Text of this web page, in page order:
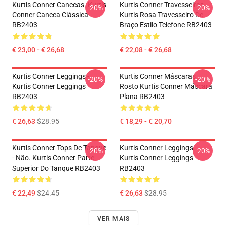
Kurtis Conner Canecas. Kurtis
Conner Caneca Clássica
RB2403
€ 23,00 - € 26,68
-20%
Kurtis Conner Travesseiros -
Kurtis Rosa Travesseiro De
Braço Estilo Telefone RB2403
€ 22,08 - € 26,68
-20%
Kurtis Conner Leggings -
Kurtis Conner Leggings
RB2403
€ 26,63 $28.95
-20%
Kurtis Conner Máscaras
Rosto Kurtis Conner Máscara
Plana RB2403
€ 18,29 - € 20,70
-20%
Kurtis Conner Tops De Tanque
- Não. Kurtis Conner Parte
Superior Do Tanque RB2403
€ 22,49$24.45
-20%
Kurtis Conner Leggings -
Kurtis Conner Leggings
RB2403
€ 26,63 $28.95
-20%
VER MAIS